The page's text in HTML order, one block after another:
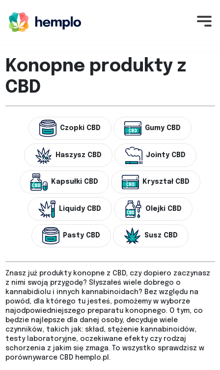
Konopne produkty z
CBD
Czopki CBD Gumy CBD
Haszysz CBD Jointy CBD
Kapsułki CBD Kryształ CBD
Liquidy CBD Olejki CBD
Pasty CBD Susz CBD
Znasz już produkty konopne z CBD, czy dopiero zaczynasz
z nimi swoją przygodę? Słyszałeś wiele dobrego o
kannabidiolu i innych kannabinoidach? Bez względu na
powód, dla którego tu jesteś, pomożemy w wyborze
najodpowiedniejszego preparatu konopnego. O tym, co
będzie najlepsze dla danej osoby, decyduje wiele
czynników, takich jak: skład, stężenie kannabinoidów,
testy laboratoryjne, oczekiwane efekty czy rodzaj
schorzenia z jakim się zmaga. To wszystko sprawdzisz w
porównywarce CBD hemplo.pl.